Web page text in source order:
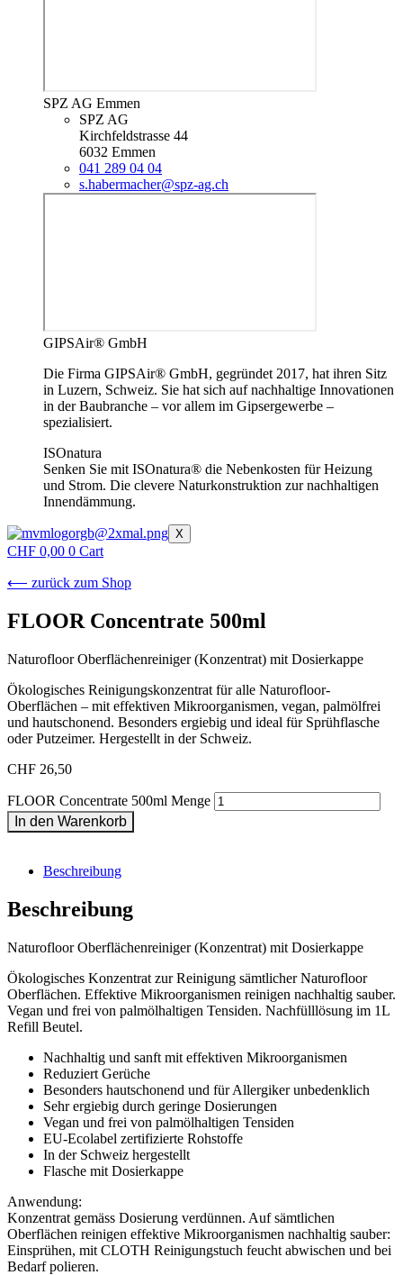
SPZ AG Emmen
SPZ AG
Kirchfeldstrasse 44
6032 Emmen
041 289 04 04
s.habermacher@spz-ag.ch
GIPSAir® GmbH
Die Firma GIPSAir® GmbH, gegründet 2017, hat ihren Sitz
in Luzern, Schweiz. Sie hat sich auf nachhaltige Innovationen
in der Baubranche – vor allem im Gipsergewerbe –
spezialisiert.
ISOnatura
Senken Sie mit ISOnatura® die Nebenkosten für Heizung
und Strom. Die clevere Naturkonstruktion zur nachhaltigen
Innendämmung.
X
CHF 0,00 0 Cart
⟵ zurück zum Shop
FLOOR Concentrate 500ml
Naturofloor Oberflächenreiniger (Konzentrat) mit Dosierkappe
Ökologisches Reinigungskonzentrat für alle Naturofloor-
Oberflächen – mit effektiven Mikroorganismen, vegan, palmölfrei
und hautschonend. Besonders ergiebig und ideal für Sprühflasche
oder Putzeimer. Hergestellt in der Schweiz.
CHF 26,50
FLOOR Concentrate 500ml Menge
In den Warenkorb
Beschreibung
Beschreibung
Naturofloor Oberflächenreiniger (Konzentrat) mit Dosierkappe
Ökologisches Konzentrat zur Reinigung sämtlicher Naturofloor
Oberflächen. Effektive Mikroorganismen reinigen nachhaltig sauber.
Vegan und frei von palmölhaltigen Tensiden. Nachfülllösung im 1L
Refill Beutel.
Nachhaltig und sanft mit effektiven Mikroorganismen
Reduziert Gerüche
Besonders hautschonend und für Allergiker unbedenklich
Sehr ergiebig durch geringe Dosierungen
Vegan und frei von palmölhaltigen Tensiden
EU-Ecolabel zertifizierte Rohstoffe
In der Schweiz hergestellt
Flasche mit Dosierkappe
Anwendung:
Konzentrat gemäss Dosierung verdünnen. Auf sämtlichen
Oberflächen reinigen effektive Mikroorganismen nachhaltig sauber:
Einsprühen, mit CLOTH Reinigungstuch feucht abwischen und bei
Bedarf polieren.